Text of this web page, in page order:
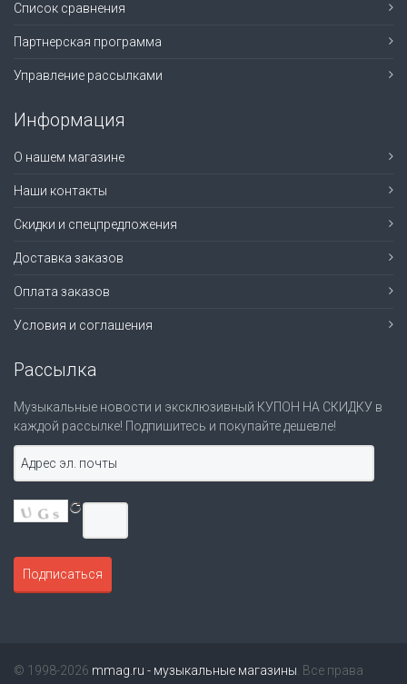
Список сравнения
Партнерская программа
Управление рассылками
Информация
О нашем магазине
Наши контакты
Скидки и спецпредложения
Доставка заказов
Оплата заказов
Условия и соглашения
Рассылка
Музыкальные новости и эксклюзивный КУПОН НА СКИДКУ в
каждой рассылке! Подпишитесь и покупайте дешевле!
© 1998-2026 mmag.ru - музыкальные магазины . Все права